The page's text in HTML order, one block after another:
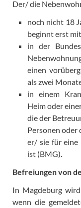
Der/ die
noch nicht 18
beginnt erst
in der
einen
als zwei
in einem
Heim oder
die der
Personen oder
er/ sie für eine
ist (BMG).
Befreiungen von
In Magdeburg
wenn die